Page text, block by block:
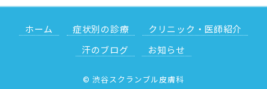
ホーム 症状別の診療
クリニック・医師紹介
汗のブログ
お知らせ
© 渋谷スクランブル皮膚科